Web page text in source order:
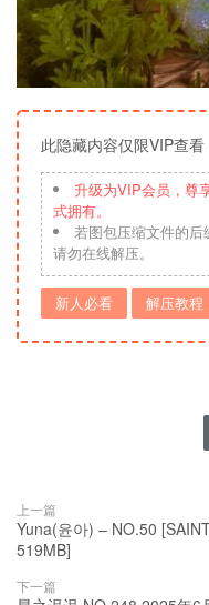
此隐藏内容仅限VIP查看
升级为VIP会员，尊
式拥有。
若图包压缩文件的后
请勿在线解压。
新人必看 解压教程
上一篇
Yuna(윤아) – NO.50
519MB]
下一篇